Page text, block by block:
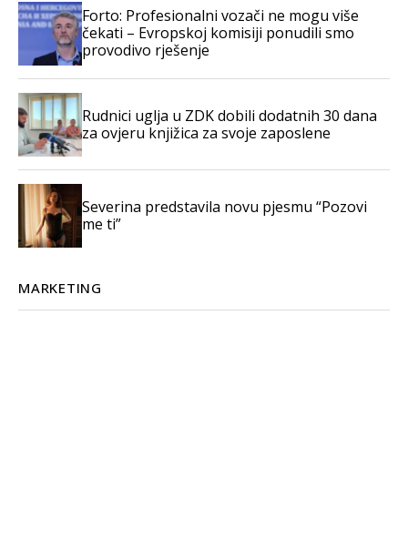
Forto: Profesionalni vozači ne mogu više
čekati – Evropskoj komisiji ponudili smo
provodivo rješenje
Rudnici uglja u ZDK dobili dodatnih 30 dana
za ovjeru knjižica za svoje zaposlene
Severina predstavila novu pjesmu “Pozovi
me ti”
MARKETING